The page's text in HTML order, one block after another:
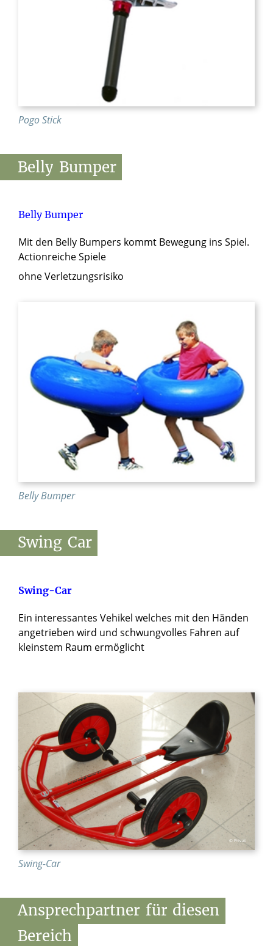
Pogo Stick
Belly Bumper
Belly Bumper
Belly Bumper
Mit den Belly Bumpers kommt Bewegung ins Spiel.
Actionreiche Spiele
ohne Verletzungsrisiko
Swing Car
© Privat
Swing-Car
Swing-Car
Ein interessantes Vehikel welches mit den Händen
angetrieben wird und schwungvolles Fahren auf
kleinstem Raum ermöglicht
Ansprechpartner für diesen
Bereich